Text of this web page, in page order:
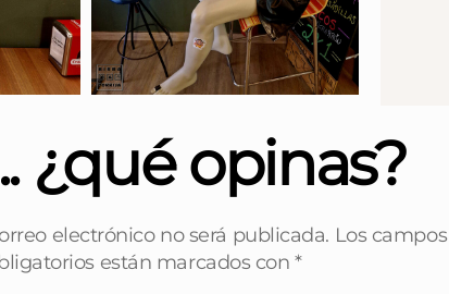
¿qué opinas?
electrónico no será publicada. Los campos
están marcados con*